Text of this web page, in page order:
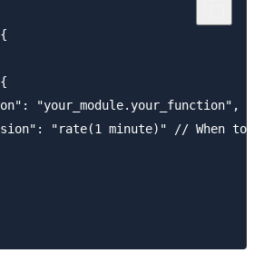
"your_module.your_function",
"rate(1 minute)" // When